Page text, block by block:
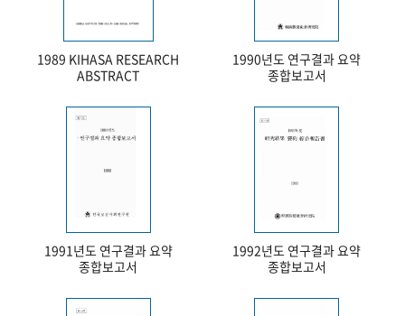
1989 KIHASA RESEARCH
ABSTRACT
1990년도 연구결과 요약
종합보고서
1991년도 연구결과 요약
종합보고서
1992년도 연구결과 요약
종합보고서